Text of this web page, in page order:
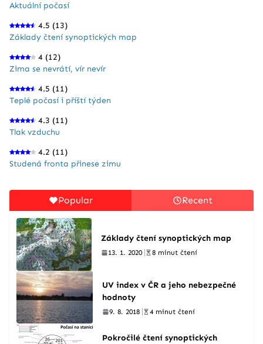
Aktuální počasí
4.5 (13)
Základy čtení synoptických map
4 (12)
Zima se nevrátí, vír nevír
4.5 (11)
Teplé počasí i příští týden
4.3 (11)
Tlak vzduchu
4.2 (11)
Studená fronta přinese zimu
Popular Recent
Základy čtení synoptických map
13. 1. 2020 8 minut čtení
UV index v ČR a jeho nebezpečné
hodnoty
9. 8. 2018 4 minut čtení
Pokročilé čtení synoptických